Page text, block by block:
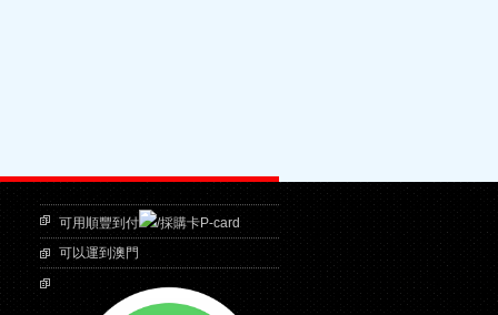
可用順豐到付
/採購卡P-card
可以運到澳門